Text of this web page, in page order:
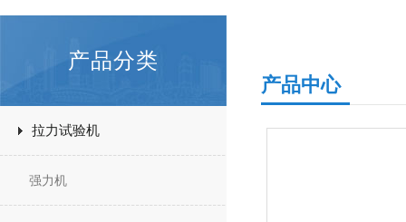
产品分类
拉力试验机
强力机
产品中心